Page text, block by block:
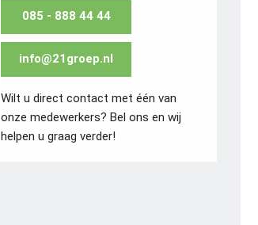
085 - 888 44 44
info@21groep.nl
Wilt u direct contact met één van
onze medewerkers? Bel ons en wij
helpen u graag verder!